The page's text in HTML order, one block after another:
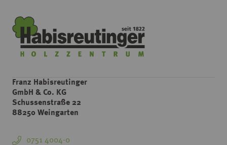
Franz Habisreutinger
GmbH & Co. KG
Schussenstraße 22
88250 Weingarten
0751 4004-0